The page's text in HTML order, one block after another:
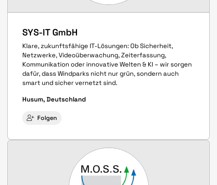
SYS-IT GmbH
Klare, zukunftsfähige IT-Lösungen: Ob Sicherheit,
Netzwerke, Videoüberwachung, Zeiterfassung,
Kommunikation oder innovative Welten & KI – wir sorgen
dafür, dass Windparks nicht nur grün, sondern auch
smart und sicher vernetzt sind.
Husum, Deutschland
Folgen